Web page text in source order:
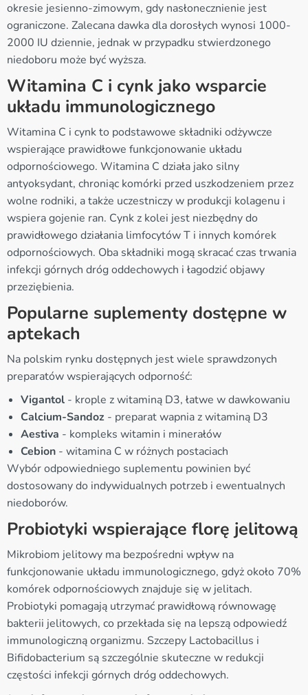
okresie jesienno-zimowym, gdy nasłonecznienie jest
ograniczone. Zalecana dawka dla dorosłych wynosi 1000-
2000 IU dziennie, jednak w przypadku stwierdzonego
niedoboru może być wyższa.
Witamina C i cynk jako wsparcie
układu immunologicznego
Witamina C i cynk to podstawowe składniki odżywcze
wspierające prawidłowe funkcjonowanie układu
odpornościowego. Witamina C działa jako silny
antyoksydant, chroniąc komórki przed uszkodzeniem przez
wolne rodniki, a także uczestniczy w produkcji kolagenu i
wspiera gojenie ran. Cynk z kolei jest niezbędny do
prawidłowego działania limfocytów T i innych komórek
odpornościowych. Oba składniki mogą skracać czas trwania
infekcji górnych dróg oddechowych i łagodzić objawy
przeziębienia.
Popularne suplementy dostępne w
aptekach
Na polskim rynku dostępnych jest wiele sprawdzonych
preparatów wspierających odporność:
Vigantol - krople z witaminą D3, łatwe w dawkowaniu
Calcium-Sandoz - preparat wapnia z witaminą D3
Aestiva - kompleks witamin i minerałów
Cebion - witamina C w różnych postaciach
Wybór odpowiedniego suplementu powinien być
dostosowany do indywidualnych potrzeb i ewentualnych
niedoborów.
Probiotyki wspierające florę jelitową
Mikrobiom jelitowy ma bezpośredni wpływ na
funkcjonowanie układu immunologicznego, gdyż około 70%
komórek odpornościowych znajduje się w jelitach.
Probiotyki pomagają utrzymać prawidłową równowagę
bakterii jelitowych, co przekłada się na lepszą odpowiedź
immunologiczną organizmu. Szczepy Lactobacillus i
Bifidobacterium są szczególnie skuteczne w redukcji
częstości infekcji górnych dróg oddechowych.